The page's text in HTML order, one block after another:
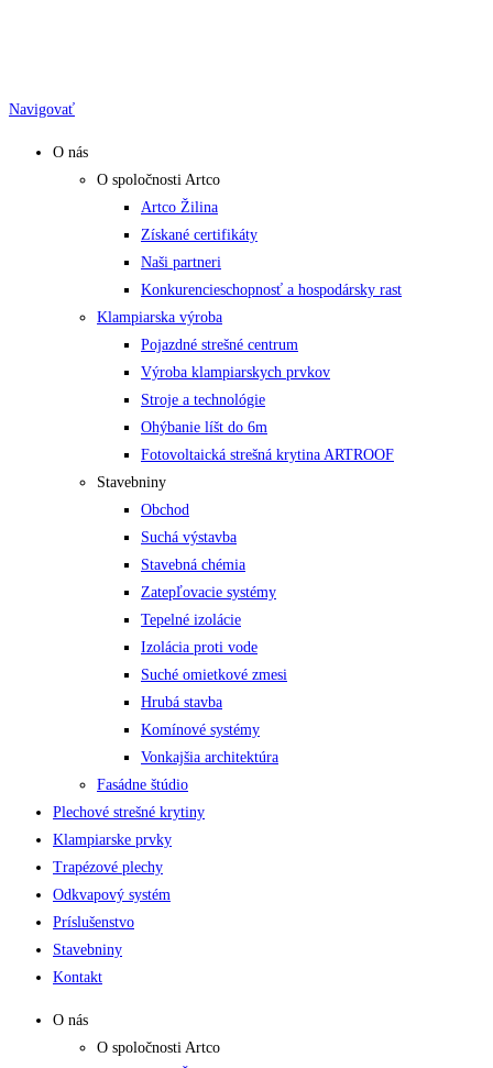
Navigovať
O nás
O spoločnosti Artco
Artco Žilina
Získané certifikáty
Naši partneri
Konkurencieschopnosť a hospodársky rast
Klampiarska výroba
Pojazdné strešné centrum
Výroba klampiarskych prvkov
Stroje a technológie
Ohýbanie líšt do 6m
Fotovoltaická strešná krytina ARTROOF
Stavebniny
Obchod
Suchá výstavba
Stavebná chémia
Zatepľovacie systémy
Tepelné izolácie
Izolácia proti vode
Suché omietkové zmesi
Hrubá stavba
Komínové systémy
Vonkajšia architektúra
Fasádne štúdio
Plechové strešné krytiny
Klampiarske prvky
Trapézové plechy
Odkvapový systém
Príslušenstvo
Stavebniny
Kontakt
O nás
O spoločnosti Artco